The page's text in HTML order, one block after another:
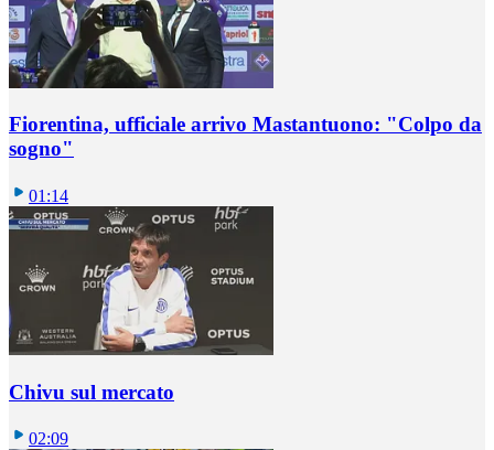
Fiorentina, ufficiale arrivo Mastantuono: "Colpo da
sogno"
01:14
Chivu sul mercato
02:09